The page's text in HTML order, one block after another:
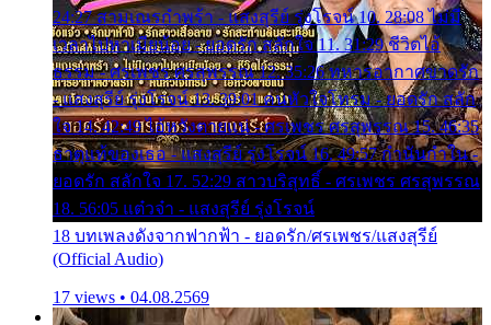
24:27 สามเณรกำพร้า - แสงสุรีย์ รุ่งโรจน์ 10. 28:08 ไม่มี
เวลาไปหาเมียน้อย - ยอดรัก สลักใจ 11. 31:29 ชีวิตไอ้
ธรรม - ศรเพชร ศรสุพรรณ 12. 35:26 ทหารอากาศขาดรัก
- แสงสุรีย์ รุ่งโรจน์ 13. 39:01 คนหัวใจโทรม - ยอดรัก สลัก
ใจ 14. 42:49 ไอ้หวังตายแน่ - ศรเพชร ศรสุพรรณ 15. 46:35
ธาตุแท้ของเธอ - แสงสุรีย์ รุ่งโรจน์ 16. 49:57 กำนันกำใน -
ยอดรัก สลักใจ 17. 52:29 สาวบริสุทธิ์ - ศรเพชร ศรสุพรรณ
18. 56:05 แต๋วจ๋า - แสงสุรีย์ รุ่งโรจน์
18 บทเพลงดังจากฟากฟ้า - ยอดรัก/ศรเพชร/แสงสุรีย์
(Official Audio)
17 views • 04.08.2569